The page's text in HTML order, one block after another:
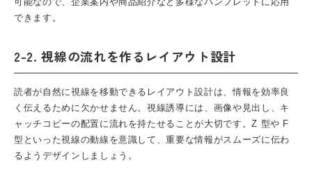
できます。
2-2. 視線の流れを作るレイアウト設計
読者が自然に視線を移動できるレイアウト設計は、情報を効率良
く伝えるために欠かせません。視線誘導には、画像や見出し、キ
ャッチコピーの配置に流れを持たせることが大切です。Z 型や F
型といった視線の動線を意識して、重要な情報がスムーズに伝わ
るようデザインしましょう。